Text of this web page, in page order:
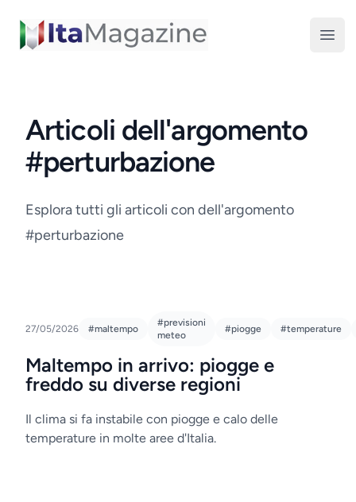
ItaMagazine
Articoli dell'argomento
#perturbazione
Esplora tutti gli articoli con dell'argomento
#perturbazione
27/05/2026 #maltempo
#previsioni
meteo
#piogge #temperature
Maltempo in arrivo: piogge e
freddo su diverse regioni
Il clima si fa instabile con piogge e calo delle
temperature in molte aree d'Italia.